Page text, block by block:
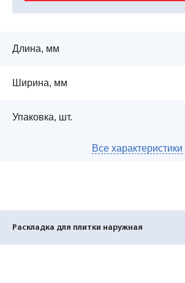
Длина, мм
Ширина, мм
Упаковка, шт.
Раскладка для плитки наружная